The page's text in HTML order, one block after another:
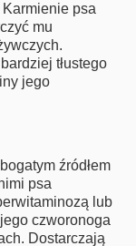
psa
mu
tłustego
jego
źródłem
psa
lub
czworonoga
Dostarczają